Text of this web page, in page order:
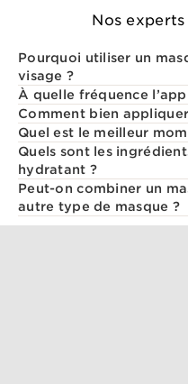
Nos
Pourquoi utiliser un
visage ?
À quelle fréquence
Comment bien
Quel est le meilleur
Quels sont les
hydratant ?
Peut-on combiner un
autre type de masque ?